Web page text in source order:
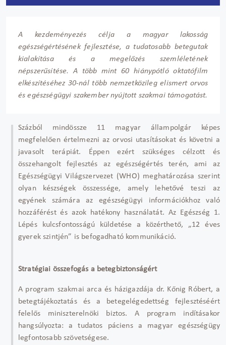
A kezdeményezés célja a magyar lakosság
egészségértésének fejlesztése, a tudatosabb betegutak
kialakítása és a megelőzés szemléletének
népszerűsítése. A több mint 60 hiánypótló oktatófilm
elkészítéséhez 30-nál több nemzetközileg elismert orvos
és egészségügyi szakember nyújtott szakmai támogatást.
Százból mindössze 11 magyar állampolgár képes
megfelelően értelmezni az orvosi utasításokat és követni a
javasolt terápiát. Éppen ezért szükséges célzott és
összehangolt fejlesztés az egészségértés terén, ami az
Egészségügyi Világszervezet (WHO) meghatározása szerint
olyan készségek összessége, amely lehetővé teszi az
egyének számára az egészségügyi információkhoz való
hozzáférést és azok hatékony használatát. Az Egészség 1.
Lépés kulcsfontosságú küldetése a közérthető, „12 éves
gyerek szintjén” is befogadható kommunikáció.
Stratégiai összefogás a betegbiztonságért
A program szakmai arca és házigazdája dr. Kőnig Róbert, a
betegtájékoztatás és a betegelégedettség fejlesztéséért
felelős miniszterelnöki biztos. A program indításakor
hangsúlyozta: a tudatos páciens a magyar egészségügy
legfontosabb szövetségese.